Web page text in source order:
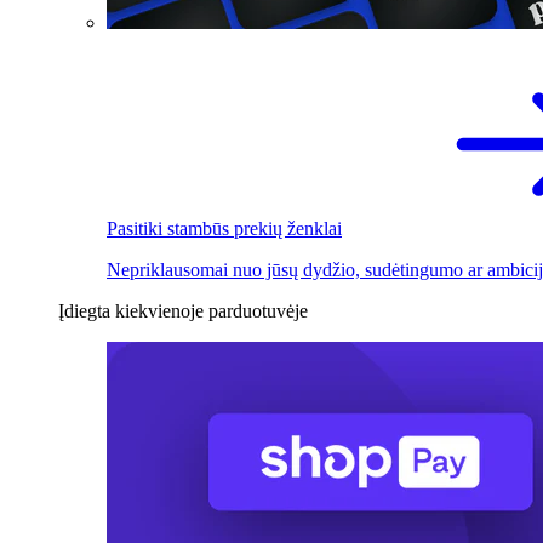
Pasitiki stambūs prekių ženklai
Nepriklausomai nuo jūsų dydžio, sudėtingumo ar
Įdiegta kiekvienoje parduotuvėje